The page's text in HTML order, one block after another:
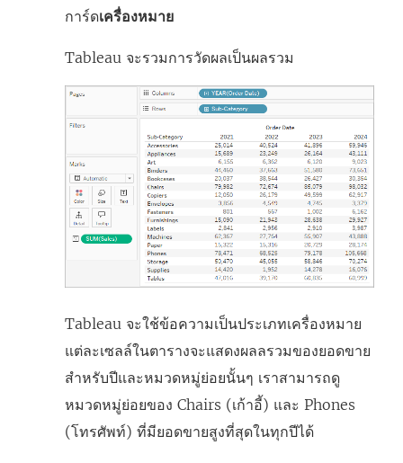
ห
)
การ์ดเครื่องหมาย
Tableau จะรวมการวัดผลเป็นผลรวม
Tableau จะใช้ข้อความเป็นประเภทเครื่องหมาย
แต่ละเซลล์ในตารางจะแสดงผลลรวมของยอดขาย
สำหรับปีและหมวดหมู่ย่อยนั้นๆ เราสามารถดู
หมวดหมู่ย่อยของ Chairs (เก้าอี้) และ Phones
(โทรศัพท์) ที่มียอดขายสูงที่สุดในทุกปีได้